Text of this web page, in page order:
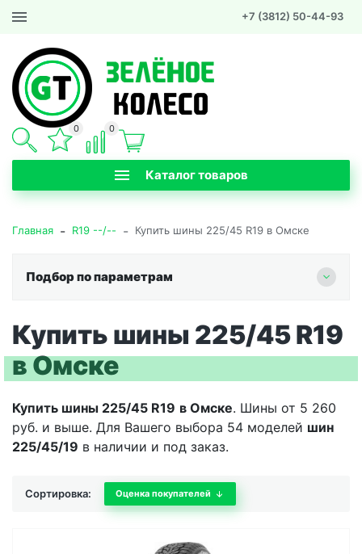
+7 (3812) 50-44-93
Каталог товаров
0 0
Главная - R19 --/-- - Купить шины 225/45 R19 в Омске
Подбор по параметрам
Купить шины 225/45 R19
в Омске
Купить шины 225/45 R19 в Омске. Шины от 5 260
руб. и выше. Для Вашего выбора 54 моделей шин
225/45/19 в наличии и под заказ.
Сортировка: Оценка покупателей